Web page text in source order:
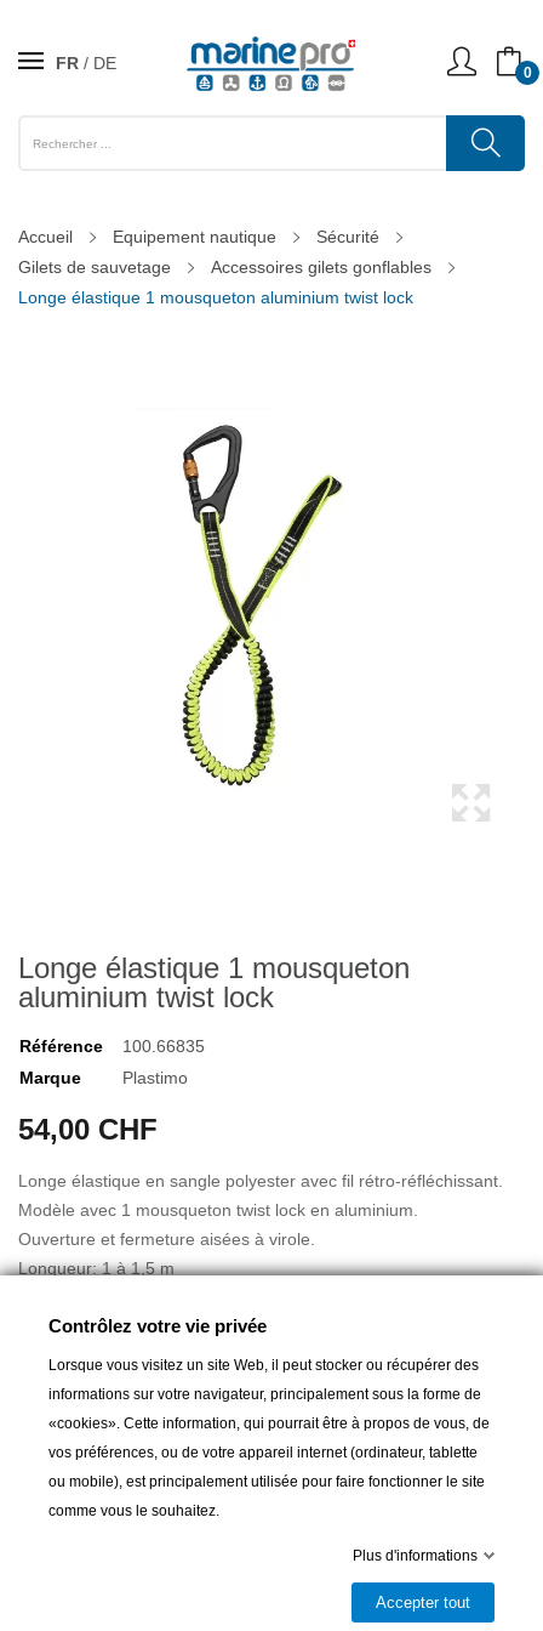
FR DE 0
Accueil Equipement nautique
Sécurité
Gilets de sauvetage
Accessoires gilets gonflables
Longe élastique 1 mousqueton aluminium twist lock
Longe élastique 1 mousqueton
aluminium twist lock
Référence
100.66835
Marque
Plastimo
54,00 CHF
Longe élastique en sangle polyester avec fil rétro-réfléchissant.
Modèle avec 1 mousqueton twist lock en aluminium.
Ouverture et fermeture aisées à virole.
Longueur: 1 à 1,5 m
Poids: 185 g
Homologation: ISO 12401 & CE
Sangle polyester très souple avec fil rétroréfléchissant pour un
repérage facile et rapide de nuit, témoin de charge.
Toutes les longes Plastimo sont équipées de mousquetons à
fermeture automatique afin de prévenir d'une ouverture
Témoin de charge : lorsque la longe est soumise à une charge
trop importante (par exemple lors d'une chute), l'indicateur de
surcharge se découd et laisse apparaître une étiquette indiquant
Lire la suite
Ajouter au panier
Contrôlez votre vie privée
Lorsque vous visitez un site Web, il peut stocker ou récupérer des
informations sur votre navigateur, principalement sous la forme de
«cookies». Cette information, qui pourrait être à propos de vous, de
vos préférences, ou de votre appareil internet (ordinateur, tablette
ou mobile), est principalement utilisée pour faire fonctionner le site
comme vous le souhaitez.
Plus d'informations
Accepter tout